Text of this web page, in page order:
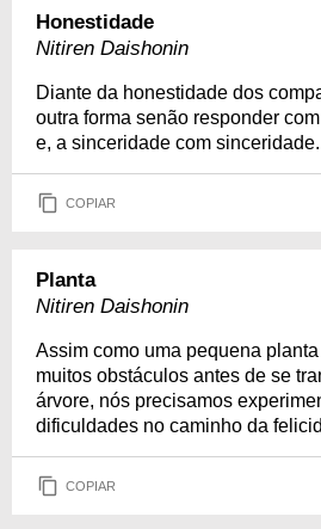
Honestidade
Nitiren Daishonin
Diante da honestidade dos
outra forma senão responder
e, a sinceridade com sinceridade.
COPIAR
Planta
Nitiren Daishonin
Assim como uma pequena
muitos obstáculos antes de se
árvore, nós precisamos
dificuldades no caminho da
COPIAR